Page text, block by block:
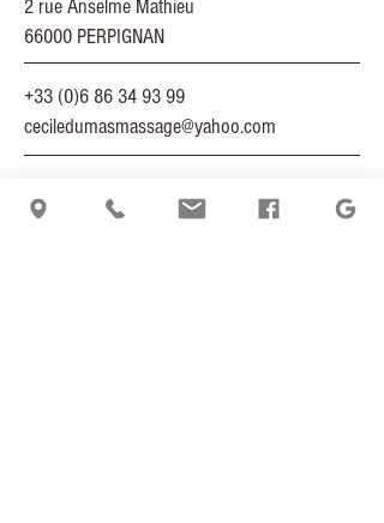
2 rue Anselme Mathieu
66000 PERPIGNAN
+33 (0)6 86 34 93 99
ceciledumasmassage@yahoo.com
itinéraire